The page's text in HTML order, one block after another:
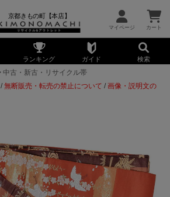
京都きもの町【本店】
ランキング ガイド 検索
中古・新古・リサイクル帯
/無断販売・転売の禁止について /画像・説明文の